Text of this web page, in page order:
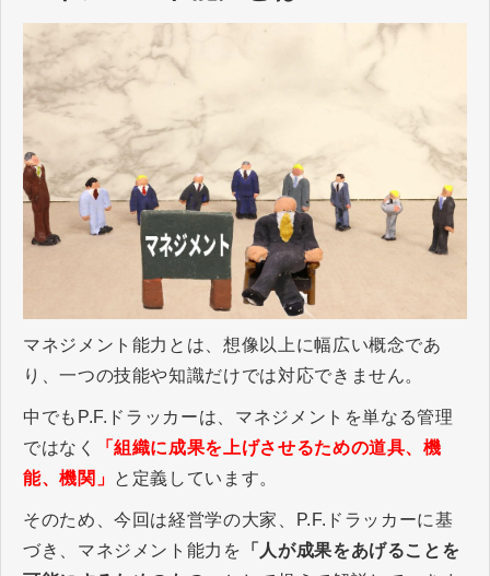
マネジメント能力とは、想像以上に幅広い概念であ
り、一つの技能や知識だけでは対応できません。
中でもP.F.ドラッカーは、マネジメントを単なる管理
ではなく
「組織に成果を上げさせるための道具、機
能、機関」 と定義しています。
そのため、今回は経営学の大家、P.F.ドラッカーに基
づき、マネジメント能力を 「人が成果をあげることを